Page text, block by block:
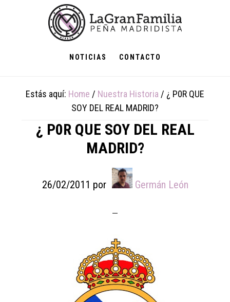
NOTICIAS CONTACTO
Estás aquí: Home / Nuestra Historia / ¿ P0R QUE
SOY DEL REAL MADRID?
¿ P0R QUE SOY DEL REAL
MADRID?
26/02/2011 por Germán León